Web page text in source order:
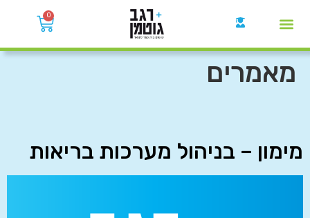
0
מאמרים
מימון – בניהול מערכות בריאות